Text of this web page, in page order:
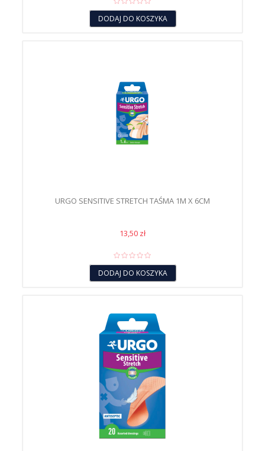
DODAJ DO KOSZYKA
URGO SENSITIVE STRETCH TAŚMA 1M X 6CM
13,50 zł
DODAJ DO KOSZYKA